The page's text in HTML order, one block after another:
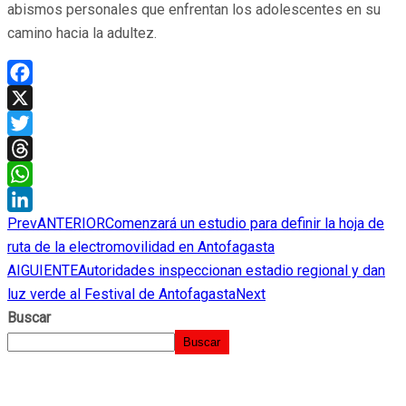
abismos personales que enfrentan los adolescentes en su
camino hacia la adultez.
Facebook
X
Twitter
Threads
WhatsApp
LinkedIn
PrevANTERIORComenzará un estudio para definir la hoja de
ruta de la electromovilidad en Antofagasta
AIGUIENTEAutoridades inspeccionan estadio regional y dan
luz verde al Festival de AntofagastaNext
Buscar
Buscar